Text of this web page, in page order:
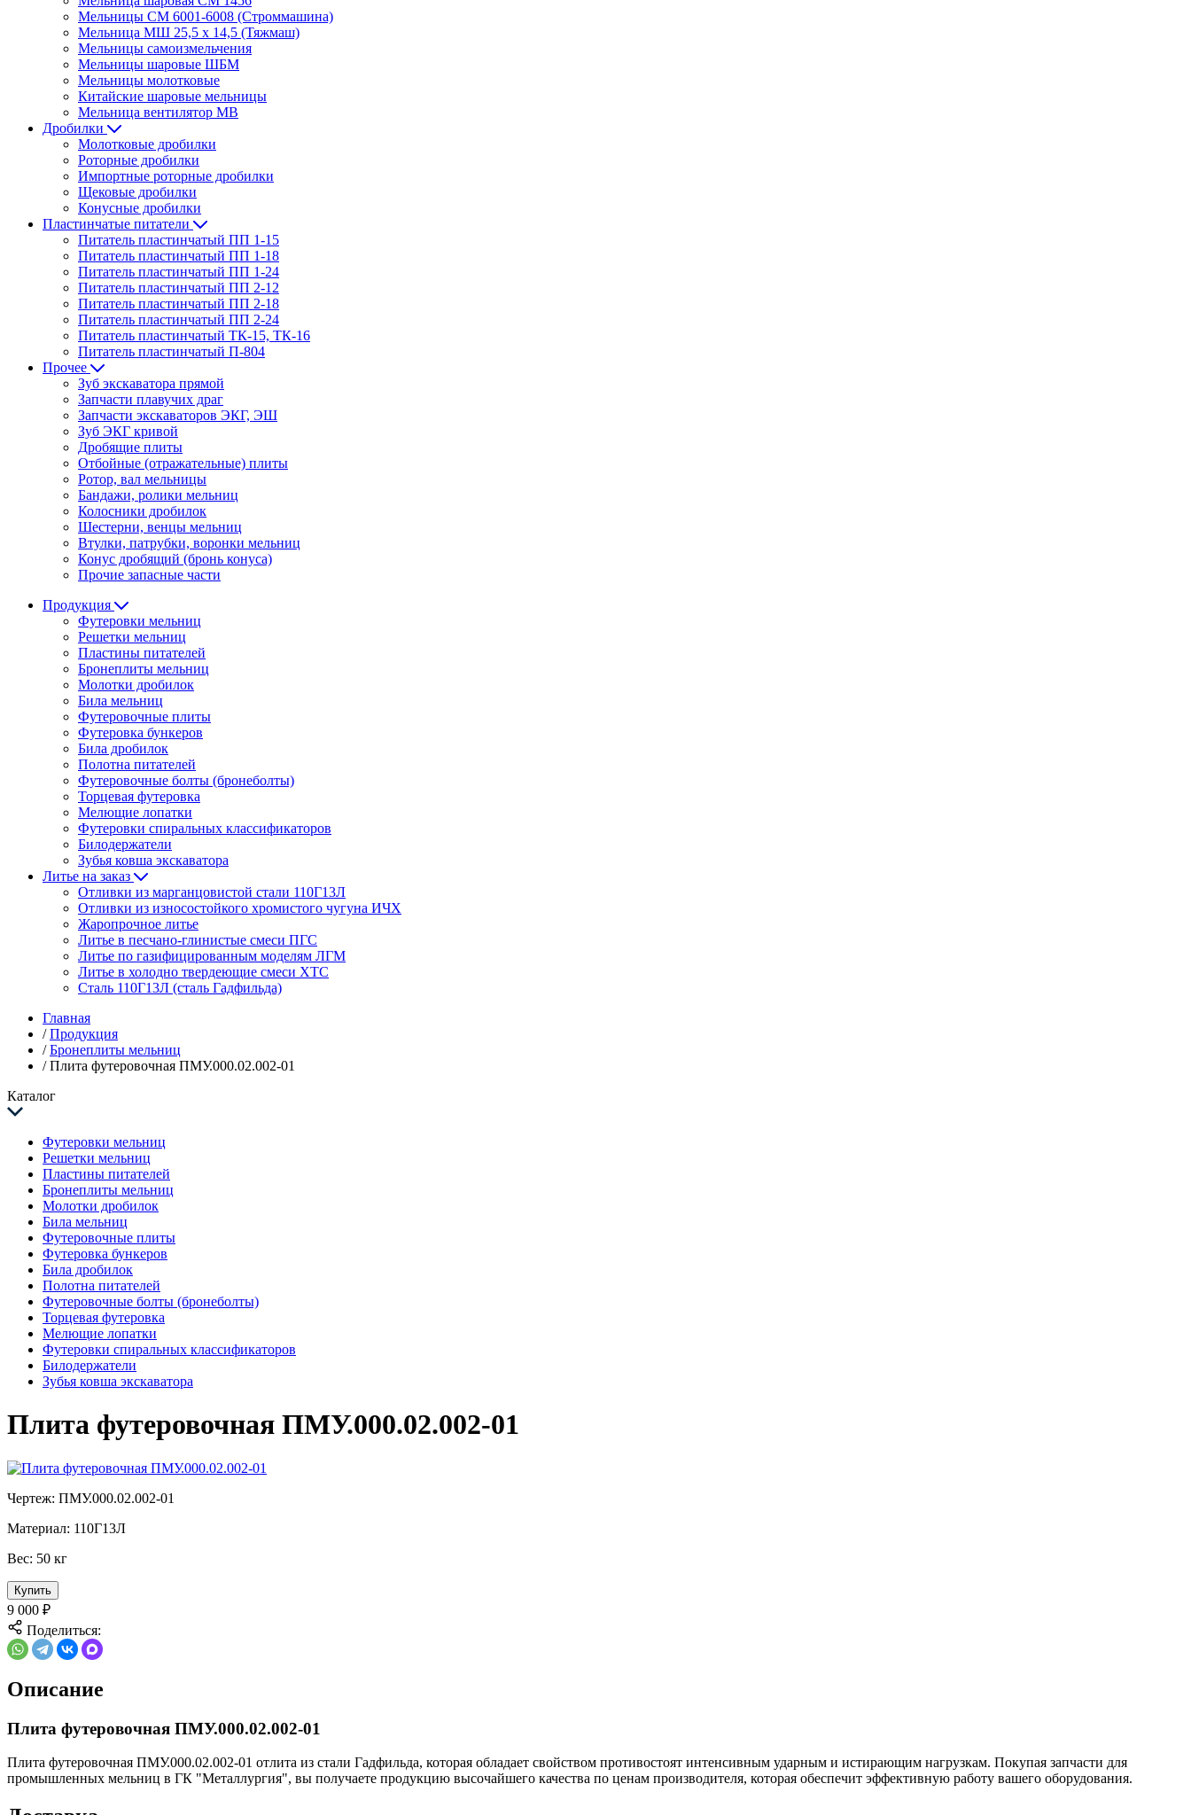
Мельницы СМ 6001-6008 (Строммашина)
Мельница МШ 25,5 х 14,5 (Тяжмаш)
Мельницы самоизмельчения
Мельницы шаровые ШБМ
Мельницы молотковые
Китайские шаровые мельницы
Мельница вентилятор МВ
Дробилки
Молотковые дробилки
Роторные дробилки
Импортные роторные дробилки
Щековые дробилки
Конусные дробилки
Пластинчатые питатели
Питатель пластинчатый ПП 1-15
Питатель пластинчатый ПП 1-18
Питатель пластинчатый ПП 1-24
Питатель пластинчатый ПП 2-12
Питатель пластинчатый ПП 2-18
Питатель пластинчатый ПП 2-24
Питатель пластинчатый ТК-15, ТК-16
Питатель пластинчатый П-804
Прочее
Зуб экскаватора прямой
Запчасти плавучих драг
Запчасти экскаваторов ЭКГ, ЭШ
Зуб ЭКГ кривой
Дробящие плиты
Отбойные (отражательные) плиты
Ротор, вал мельницы
Бандажи, ролики мельниц
Колосники дробилок
Шестерни, венцы мельниц
Втулки, патрубки, воронки мельниц
Конус дробящий (бронь конуса)
Прочие запасные части
Продукция
Футеровки мельниц
Решетки мельниц
Пластины питателей
Бронеплиты мельниц
Молотки дробилок
Била мельниц
Футеровочные плиты
Футеровка бункеров
Била дробилок
Полотна питателей
Футеровочные болты (бронеболты)
Торцевая футеровка
Мелющие лопатки
Футеровки спиральных классификаторов
Билодержатели
Зубья ковша экскаватора
Литье на заказ
Отливки из марганцовистой стали 110Г13Л
Отливки из износостойкого хромистого чугуна ИЧХ
Жаропрочное литье
Литье в песчано-глинистые смеси ПГС
Литье по газифицированным моделям ЛГМ
Литье в холодно твердеющие смеси ХТС
Сталь 110Г13Л (сталь Гадфильда)
Главная
/ Продукция
/ Бронеплиты мельниц
/ Плита футеровочная ПМУ.000.02.002-01
Каталог
Футеровки мельниц
Решетки мельниц
Пластины питателей
Бронеплиты мельниц
Молотки дробилок
Била мельниц
Футеровочные плиты
Футеровка бункеров
Била дробилок
Полотна питателей
Футеровочные болты (бронеболты)
Торцевая футеровка
Мелющие лопатки
Футеровки спиральных классификаторов
Билодержатели
Зубья ковша экскаватора
Плита футеровочная ПМУ.000.02.002-01
Чертеж: ПМУ.000.02.002-01
Материал: 110Г13Л
Вес: 50 кг
Купить
9 000 ₽
Поделиться:
Описание
Плита футеровочная ПМУ.000.02.002-01
Плита футеровочная ПМУ.000.02.002-01 отлита из стали Гадфильда, которая обладает свойством противостоят интенсивным ударным и истирающим нагрузкам. Покупая запчасти для
промышленных мельниц в ГК "Металлургия", вы получаете продукцию высочайшего качества по ценам производителя, которая обеспечит эффективную работу вашего оборудования.